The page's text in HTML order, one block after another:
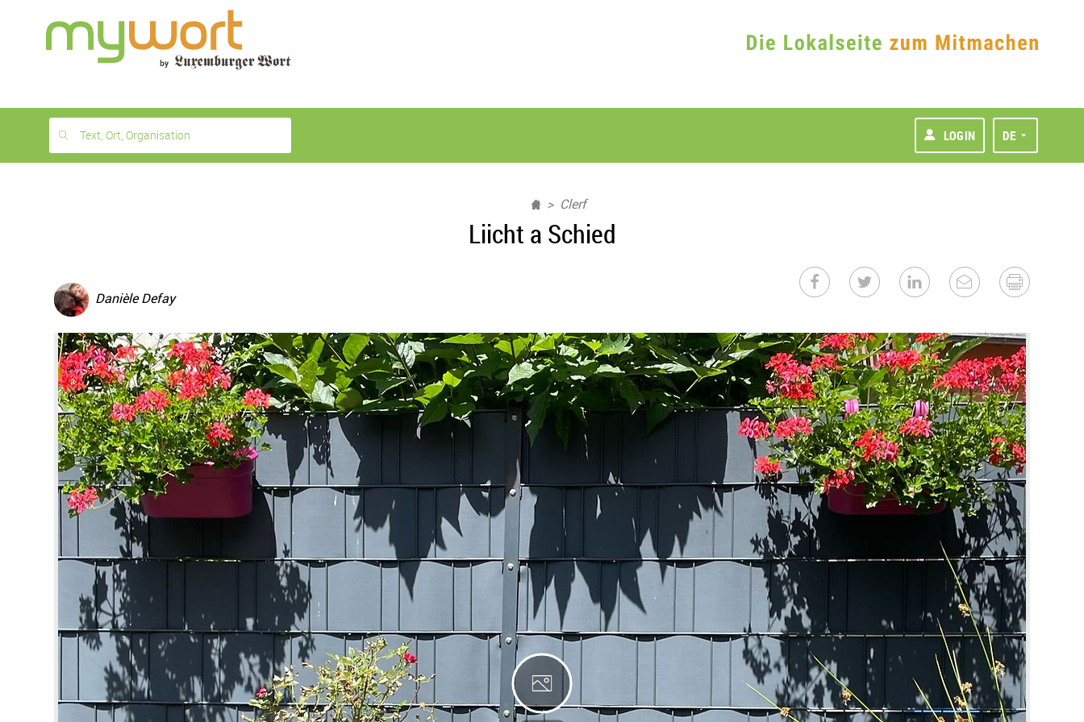
month
free
Text, Ort, Organisation LOGIN DE
Clerf
Liicht a Schied
Danièle Defay